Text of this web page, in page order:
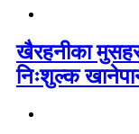
खैरहनीका
निःशुल्क